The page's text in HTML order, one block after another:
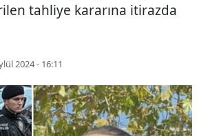
tahliye kararına itirazda
2024 - 16:11